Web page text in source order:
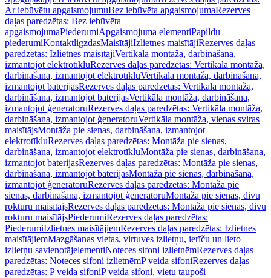
Ar iebūvētu apgaismojumuBez iebūvēta apgaismojumaRezerves
daļas paredzētas: Bez iebūvēta
apgaismojumaPiederumiApgaismojuma elementiPapildu
piederumiKontaktligzdasMaisītājiIzlietnes maisītājiRezerves daļas
paredzētas: Izlietnes maisītājiVertikāla montāža, darbināšana,
izmantojot elektrotīkluRezerves daļas paredzētas: Vertikāla montāža,
darbināšana, izmantojot elektrotīkluVertikāla montāža, darbināšana,
izmantojot baterijasRezerves daļas paredzētas: Vertikāla montāža,
darbināšana, izmantojot baterijasVertikāla montāža, darbināšana,
izmantojot ģeneratoruRezerves daļas paredzētas: Vertikāla montāža,
darbināšana, izmantojot ģeneratoruVertikāla montāža, vienas sviras
maisītājsMontāža pie sienas, darbināšana, izmantojot
elektrotīkluRezerves daļas paredzētas: Montāža pie sienas,
darbināšana, izmantojot elektrotīkluMontāža pie sienas, darbināšana,
izmantojot baterijasRezerves daļas paredzētas: Montāža pie sienas,
darbināšana, izmantojot baterijasMontāža pie sienas, darbināšana,
izmantojot ģeneratoruRezerves daļas paredzētas: Montāža pie
sienas, darbināšana, izmantojot ģeneratoruMontāža pie sienas, divu
rokturu maisītājsRezerves daļas paredzētas: Montāža pie sienas, divu
rokturu maisītājsPiederumiRezerves daļas paredzētas:
PiederumiIzlietnes maisītājiemRezerves daļas paredzētas: Izlietnes
maisītājiemMazgāšanas vietas, virtuves izlietņu, ierīču un lieto
izlietņu savienotājelementiNoteces sifoni izlietnēmRezerves daļas
paredzētas: Noteces sifoni izlietnēmP veida sifoniRezerves daļas
paredzētas: P veida sifoniP veida sifoni, vietu taupoši